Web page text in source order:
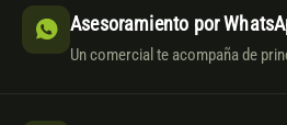
Asesoramiento por
Un comercial te acompaña de